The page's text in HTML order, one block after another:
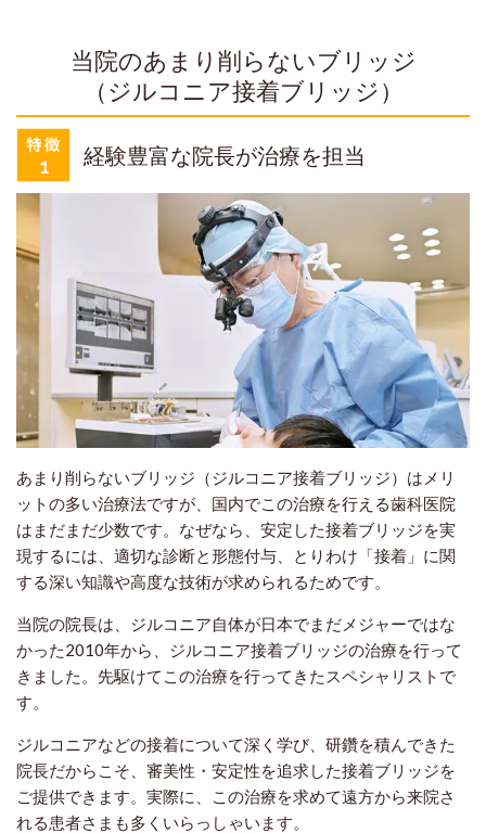
当院のあまり削らないブリッジ
（ジルコニア接着ブリッジ）
経験豊富な院長が治療を担当
あまり削らないブリッジ（ジルコニア接着ブリッジ）はメリ
ットの多い治療法ですが、国内でこの治療を行える歯科医院
はまだまだ少数です。なぜなら、安定した接着ブリッジを実
現するには、適切な診断と形態付与、とりわけ「接着」に関
する深い知識や高度な技術が求められるためです。
当院の院長は、ジルコニア自体が日本でまだメジャーではな
かった2010年から、ジルコニア接着ブリッジの治療を行って
きました。先駆けてこの治療を行ってきたスペシャリストで
す。
ジルコニアなどの接着について深く学び、研鑽を積んできた
院長だからこそ、審美性・安定性を追求した接着ブリッジを
ご提供できます。実際に、この治療を求めて遠方から来院さ
れる患者さまも多くいらっしゃいます。